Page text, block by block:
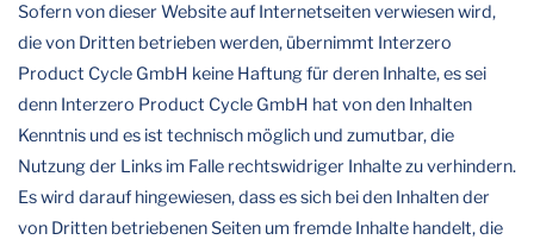
Sofern von dieser Website auf Internetseiten verwiesen wird,
die von Dritten betrieben werden, übernimmt Interzero
Product Cycle GmbH keine Haftung für deren Inhalte, es sei
denn Interzero Product Cycle GmbH hat von den Inhalten
Kenntnis und es ist technisch möglich und zumutbar, die
Nutzung der Links im Falle rechtswidriger Inhalte zu verhindern.
Es wird darauf hingewiesen, dass es sich bei den Inhalten der
von Dritten betriebenen Seiten um fremde Inhalte handelt, die